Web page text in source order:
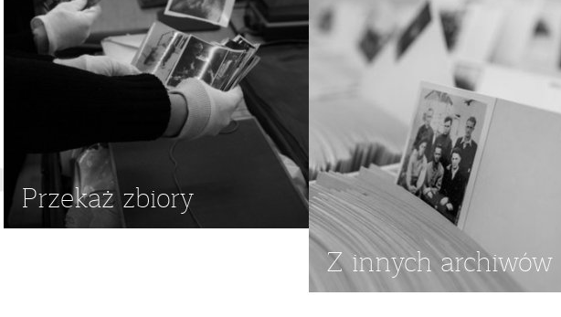
Przekaż zbiory
Z innych archiwów